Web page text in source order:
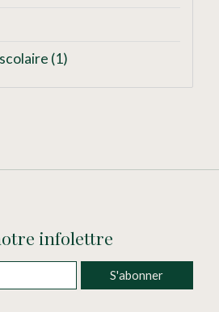
(1)
infolettre
S'abonner